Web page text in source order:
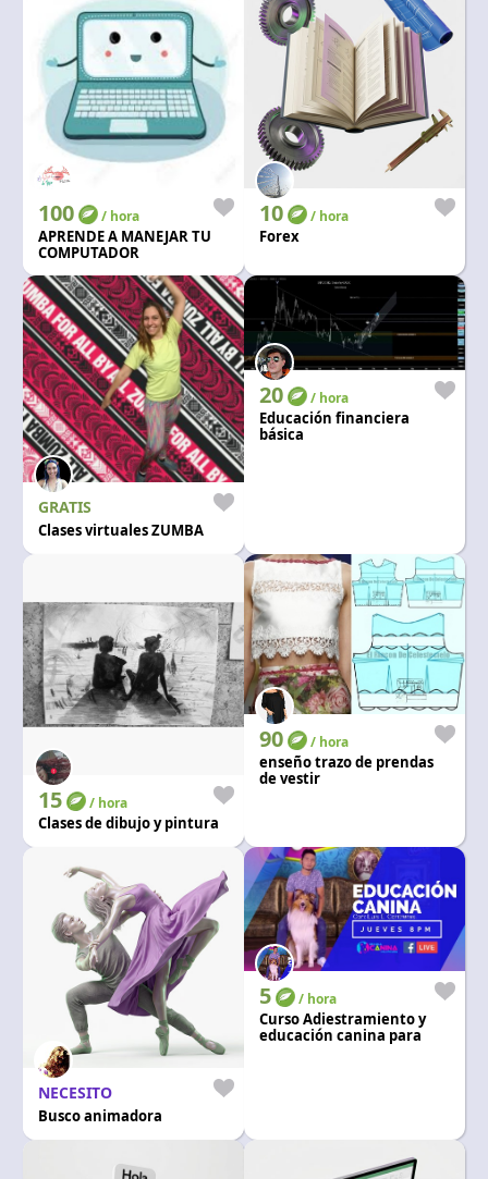
100 / hora
APRENDE A MANEJAR TU
COMPUTADOR
10 / hora
Forex
GRATIS
Clases virtuales ZUMBA
20 / hora
Educación financiera
básica
15 / hora
Clases de dibujo y pintura
90 / hora
enseño trazo de prendas
de vestir
NECESITO
Busco animadora
5 / hora
Curso Adiestramiento y
educación canina para